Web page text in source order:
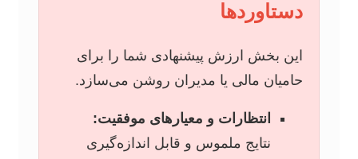
دستاوردها
این بخش ارزش پیشنهادی شما را برای
حامیان مالی یا مدیران روشن می‌سازد.
انتظارات و معیارهای موفقیت:
نتایج ملموس و قابل اندازه‌گیری